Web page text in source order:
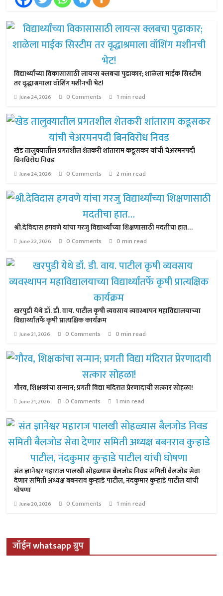
विद्यार्थ्यांच्या विकासासाठी लायन्स क्लबचा पुढाकार; शाळेला माईक सिस्टीम
तर वृद्धाश्रमाला वॉशिंग मशीनची भेट!
June 24, 2026 0 Comments 1 min read
खेड तालुक्यातील प्रगतशील शेतकरी शांताराम कडूसकर यांची चेअरमनपदी
बिनविरोध निवड
June 24, 2026 0 Comments 2 min read
श्री.देविदास हगवणे यांचा गरजु विद्यार्थ्यांच्या शिक्षणासाठी मदतीचा हात…
June 22, 2026 0 Comments 0 min read
खरपुडी येथे डॉ. डी. वाय. पाटील कृषी व्यवसाय व्यवस्थापन महाविद्यालयाच्या
विद्यार्थ्यांतर्फे कृषी प्रात्यक्षिक कार्यक्रम
June 21, 2026 0 Comments 0 min read
गौरव, शिक्षकांचा सन्मान; प्रगती विद्या मंदिरात प्रेरणादायी सत्कार सोहळा!
June 21, 2026 0 Comments 1 min read
संत ज्ञानेश्वर महाराज पालखी सोहळ्यास बैलजोड निवड समिती बैलजोड सेवा
देणार समिती अध्यक्ष बबनराव कुऱ्हाडे पाटील, नंदकुमार कुऱ्हाडे पाटील यांची
घोषणा
June 20, 2026 0 Comments 1 min read
जॉईन whatsapp ग्रुप